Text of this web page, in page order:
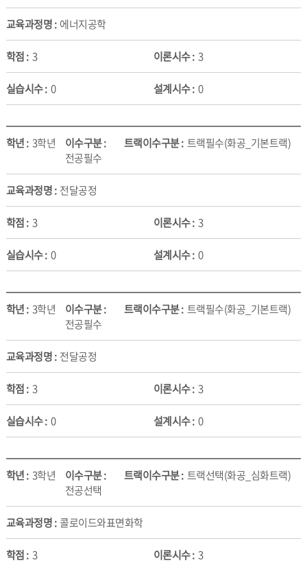
에너지공학
3 3
0 0
3학년
전공필수
트랙필수(화공_기본트랙)
전달공정
3 3
0 0
3학년
전공필수
트랙필수(화공_기본트랙)
전달공정
3 3
0 0
3학년
전공선택
트랙선택(화공_심화트랙)
콜로이드와표면화학
3 3